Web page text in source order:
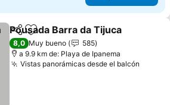
CompartirAgregar a favoritos
Pousada Barra da Tijuca
8,0 Muy bueno
585
a 9.9 km de: Playa de Ipanema
Vistas panorámicas desde el balcón